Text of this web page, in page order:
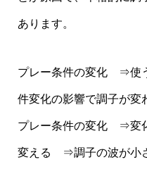
あります。
プレー条件の変化 ⇒使
件変化の影響で調子が変
プレー条件の変化 ⇒変
変える ⇒調子の波が小